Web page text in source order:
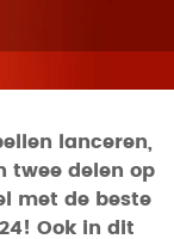
lanceren,
twee delen op
met de beste
Ook in dit